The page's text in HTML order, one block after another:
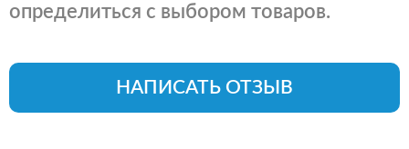
определиться с выбором товаров.
НАПИСАТЬ ОТЗЫВ